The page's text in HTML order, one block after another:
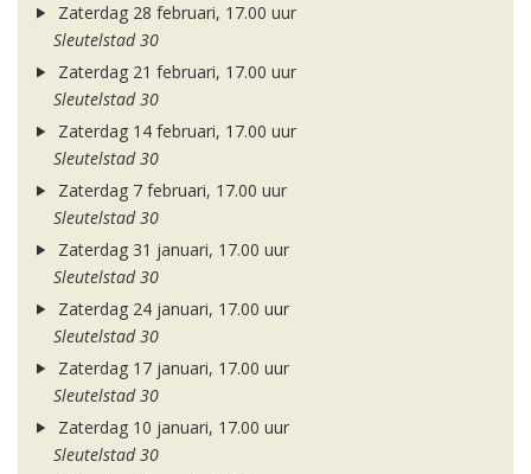
Zaterdag 28 februari, 17.00 uur
Sleutelstad 30
Zaterdag 21 februari, 17.00 uur
Sleutelstad 30
Zaterdag 14 februari, 17.00 uur
Sleutelstad 30
Zaterdag 7 februari, 17.00 uur
Sleutelstad 30
Zaterdag 31 januari, 17.00 uur
Sleutelstad 30
Zaterdag 24 januari, 17.00 uur
Sleutelstad 30
Zaterdag 17 januari, 17.00 uur
Sleutelstad 30
Zaterdag 10 januari, 17.00 uur
Sleutelstad 30